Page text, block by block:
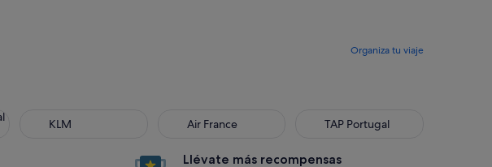
Organiza tu viaje
KLM Air France TAP Portugal
Llévate más recompensas